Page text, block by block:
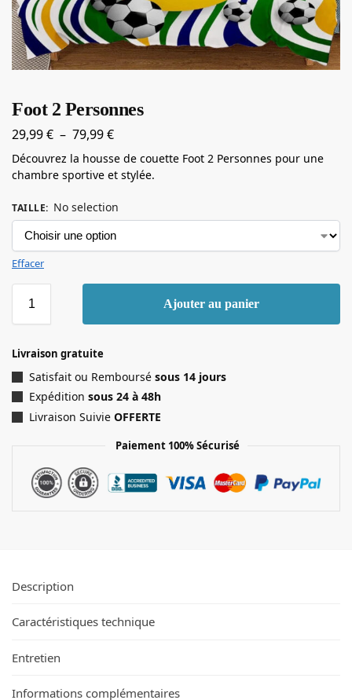
Foot 2 Personnes
29,99€ – 79,99€
Découvrez la housse de couette Foot 2 Personnes pour une
chambre sportive et stylée.
TAILLE: No selection
Effacer
Ajouter au panier
Livraison gratuite
Satisfait ou Remboursé sous 14 jours
Expédition sous 24 à 48h
Livraison Suivie OFFERTE
Paiement 100% Sécurisé
Description
Caractéristiques technique
Entretien
Informations complémentaires